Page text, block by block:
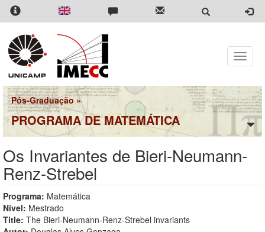
Pular
para
conteúdo
principal
Toggle
Pós-Graduação »
PROGRAMA DE MATEMÁTICA
Os Invariantes de Bieri-Neumann-
Renz-Strebel
Programa: Matemática
Nível: Mestrado
Title: The Bieri-Neumann-Renz-Strebel invariants